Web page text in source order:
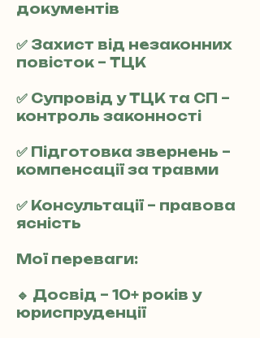
документів
✅ Захист від незаконних
повісток – ТЦК
✅ Супровід у ТЦК та СП –
контроль законності
✅ Підготовка звернень –
компенсації за травми
✅ Консультації – правова
ясність
Мої переваги:
🔹 Досвід – 10+ років у
юриспруденції